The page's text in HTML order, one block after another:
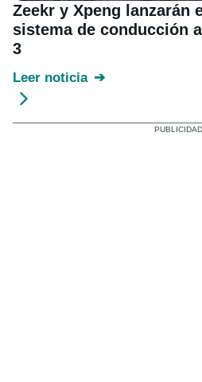
Zeekr y Xpeng lanzarán
sistema de conducción
3
Leer noticia